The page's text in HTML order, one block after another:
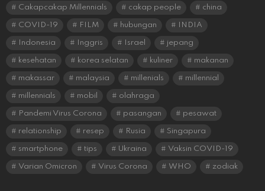
Cakapcakap Millennials cakap people china
COVID-19 FILM hubungan INDIA
Indonesia Inggris Israel jepang
kesehatan korea selatan kuliner makanan
makassar malaysia millenials millennial
millennials mobil olahraga
Pandemi Virus Corona pasangan pesawat
relationship resep Rusia Singapura
smartphone tips Ukraina Vaksin COVID-19
Varian Omicron Virus Corona WHO zodiak